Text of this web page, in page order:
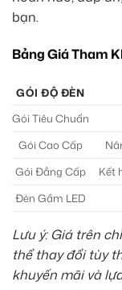
bạn.
Bảng Giá Tham
GÓI ĐỘ ĐÈN
Gói Tiêu Chuẩn
Gói Cao Cấp
Gói Đẳng Cấp
Kết
Đèn Gầm LED
Lưu ý: Giá trên
thể thay đổi tùy
khuyến mãi và